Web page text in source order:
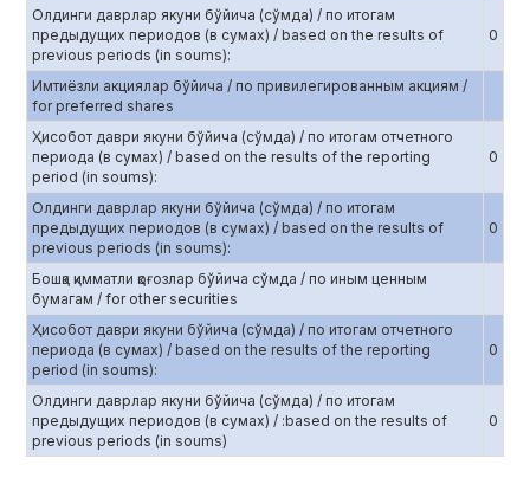
Олдинги даврлар якуни бўйича (сўмда) / по итогам
предыдущих периодов (в сумах) / based on the results of
previous periods (in soums):
0
Имтиёзли акциялар бўйича / по привилегированным акциям /
for preferred shares
Ҳисобот даври якуни бўйича (сўмда) / по итогам отчетного
периода (в сумах) / based on the results of the reporting
period (in soums):
0
Олдинги даврлар якуни бўйича (сўмда) / по итогам
предыдущих периодов (в сумах) / based on the results of
previous periods (in soums):
0
Бошқа қимматли қоғозлар бўйича сўмда / по иным ценным
бумагам / for other securities
Ҳисобот даври якуни бўйича (сўмда) / по итогам отчетного
периода (в сумах) / based on the results of the reporting
period (in soums):
0
Олдинги даврлар якуни бўйича (сўмда) / по итогам
предыдущих периодов (в сумах) / :based on the results of
previous periods (in soums)
0